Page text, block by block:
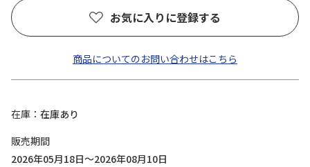
お気に入りに登録する
商品についてのお問い合わせはこちら
在庫
在庫あり
販売期間
2026年05月18日～2026年08月10日